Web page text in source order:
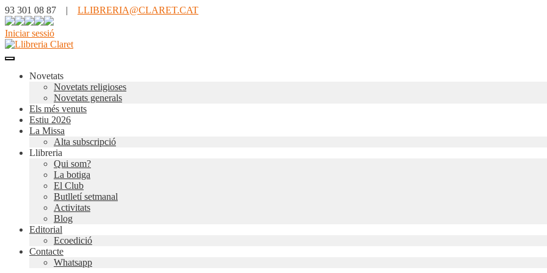
93 301 08 87 | LLIBRERIA@CLARET.CAT
Iniciar sessió
Novetats
Novetats religioses
Novetats generals
Els més venuts
Estiu 2026
La Missa
Alta subscripció
Llibreria
Qui som?
La botiga
El Club
Butlletí setmanal
Activitats
Blog
Editorial
Ecoedició
Contacte
Whatsapp